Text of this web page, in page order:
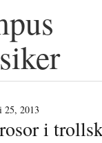
25, 2013
i